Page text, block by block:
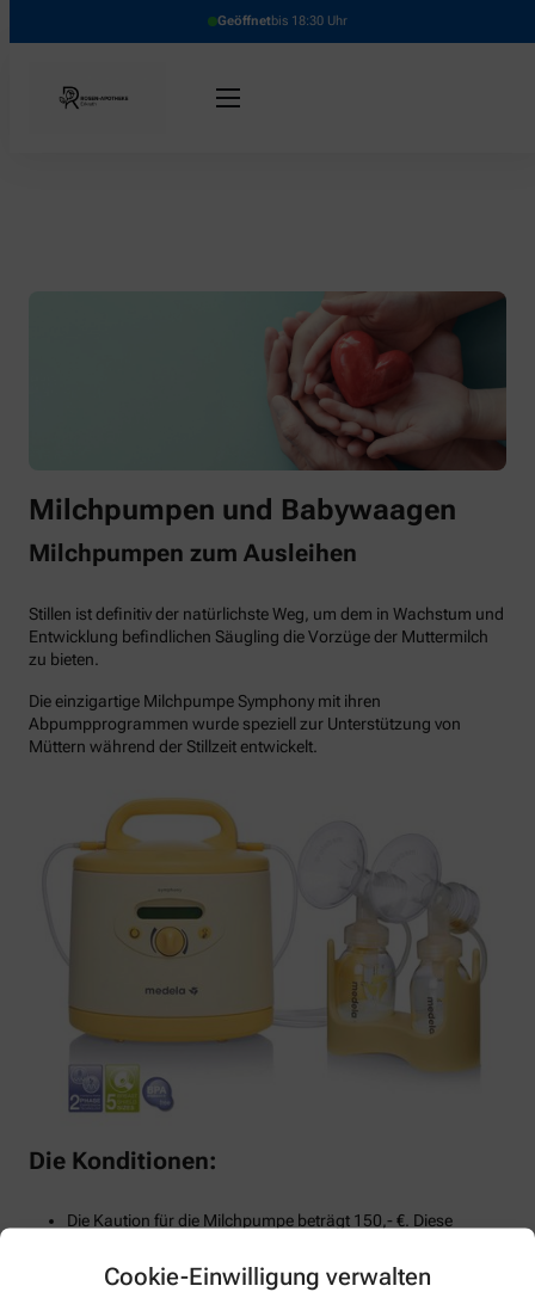
Cookie-Einwilligung verwalten
Geöffnetbis 18:30 Uhr
Milchpumpen und Babywaagen
Milchpumpen zum Ausleihen
Stillen ist definitiv der natürlichste Weg, um dem in Wachstum und
Entwicklung befindlichen Säugling die Vorzüge der Muttermilch
zu bieten.
Die einzigartige Milchpumpe Symphony mit ihren
Abpumpprogrammen wurde speziell zur Unterstützung von
Müttern während der Stillzeit entwickelt.
Die Konditionen:
Die Kaution für die Milchpumpe beträgt 150,- €. Diese
wird mit den offenen Mietgebühren verrechnet.